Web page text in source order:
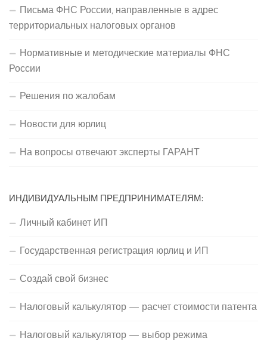
Письма ФНС России, направленные в адрес
территориальных налоговых органов
Нормативные и методические материалы ФНС
России
Решения по жалобам
Новости для юрлиц
На вопросы отвечают эксперты ГАРАНТ
ИНДИВИДУАЛЬНЫМ ПРЕДПРИНИМАТЕЛЯМ:
Личный кабинет ИП
Государственная регистрация юрлиц и ИП
Создай свой бизнес
Налоговый калькулятор — расчет стоимости патента
Налоговый калькулятор — выбор режима